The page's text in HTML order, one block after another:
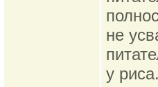
не
у